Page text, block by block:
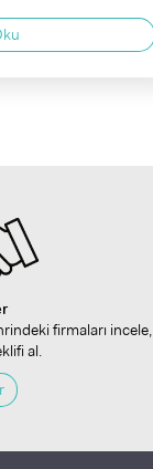
firmaları incele,
al.